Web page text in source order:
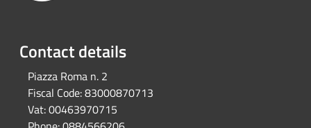
Contact details
Piazza Roma n. 2
Fiscal Code:83000870713
Vat:00463970715